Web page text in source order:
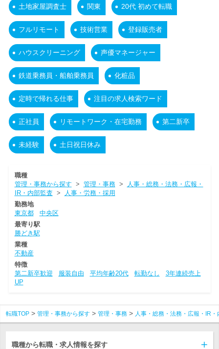
土地家屋調査士 関東 20代 初めて転職
フルリモート 技術営業 登録販売者
ハウスクリーニング 声優マネージャー
鉄道乗務員・船舶乗務員 化粧品
定時で帰れる仕事 注目の求人検索ワード
正社員 リモートワーク・在宅勤務 第二新卒
未経験 土日祝日休み
職種
管理・事務から探す > 管理・事務>
人事・総務・法務・広報・
IR・内部監査 >
人事・労務・採用
勤務地
東京都
中央区
最寄り駅
勝どき駅
業種
不動産
特徴
第二新卒歓迎
服装自由 平均年齢20代 転勤なし
3年連続売上
UP
転職TOP 管理・事務から探す 管理・事務 人事・総務・法務・広報・IR・
職種から転職・求人情報を探す